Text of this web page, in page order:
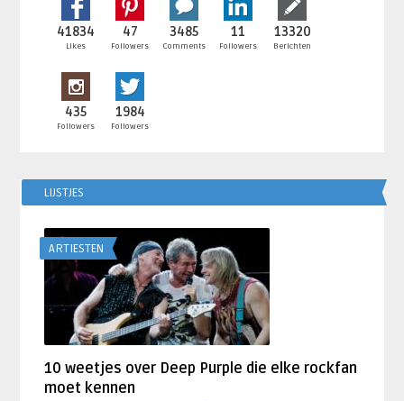
41834
Likes
47
Followers
3485
Comments
11
Followers
13320
Berichten
435
Followers
1984
Followers
LIJSTJES
ARTIESTEN
10 weetjes over Deep Purple die elke rockfan
moet kennen